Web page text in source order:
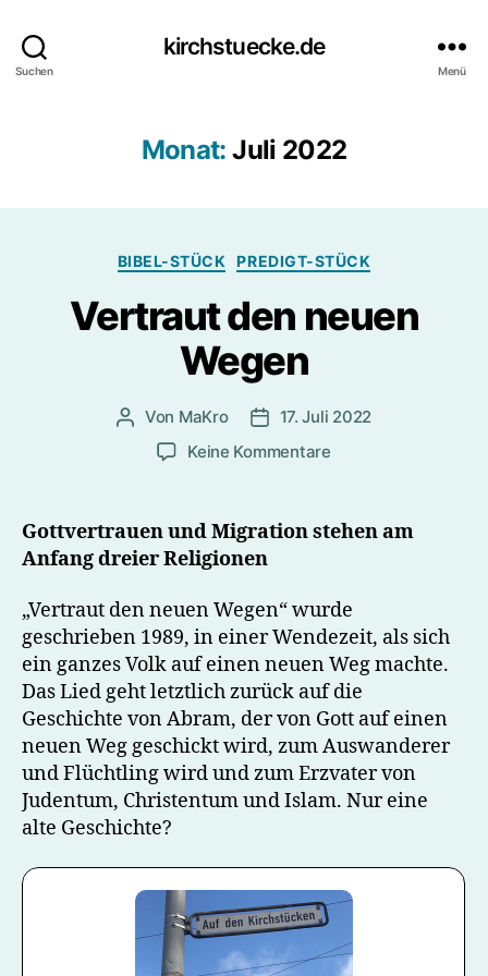
Suchen
kirchstuecke.de
Menü
Monat: Juli 2022
Kategorien
BIBEL-STÜCK PREDIGT-STÜCK
Vertraut den neuen
Wegen
Beitragsautor
Von MaKro Beitragsdatum
17. Juli 2022
Keine Kommentarezu
neuen
Gottvertrauen und Migration stehen am
Anfang dreier Religionen
„Vertraut den neuen Wegen“ wurde
geschrieben 1989, in einer Wendezeit, als sich
ein ganzes Volk auf einen neuen Weg machte.
Das Lied geht letztlich zurück auf die
Geschichte von Abram, der von Gott auf einen
neuen Weg geschickt wird, zum Auswanderer
und Flüchtling wird und zum Erzvater von
Judentum, Christentum und Islam. Nur eine
alte Geschichte?